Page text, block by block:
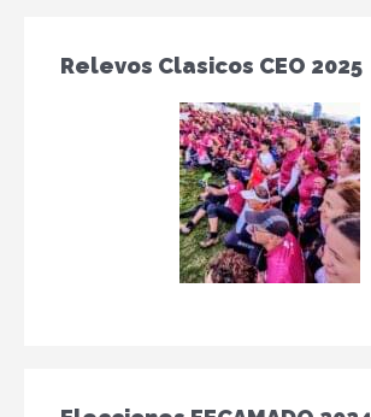
Relevos Clasicos CEO 2025